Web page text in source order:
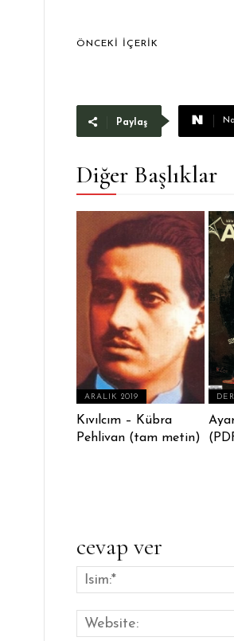
ÖNCEKI İÇERIK
Paylaş
Diğer Başlıklar
ARALIK 2019
Kıvılcım – Kübra
Pehlivan (tam metin)
cevap ver